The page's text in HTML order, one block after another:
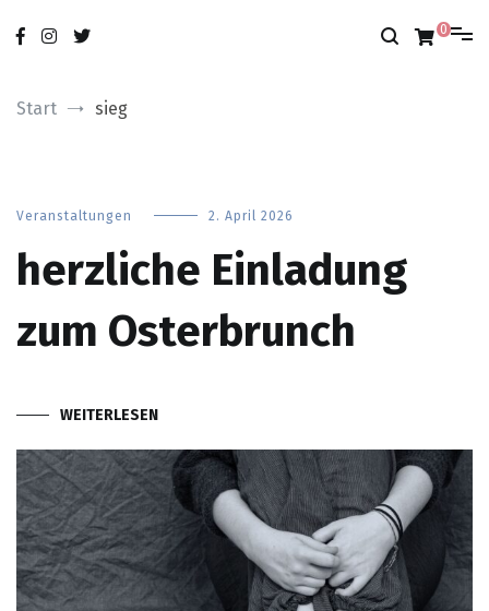
Inhalt
springen
modobonum
nur das Gute 0
Start sieg
Veranstaltungen 2. April 2026
herzliche Einladung
zum Osterbrunch
WEITERLESEN